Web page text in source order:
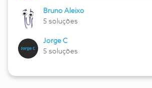
Bruno Aleixo
5 soluções
Jorge C
5 soluções